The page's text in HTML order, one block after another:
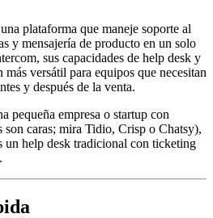
plataforma que maneje soporte al
y mensajería de producto en un solo
sus capacidades de help desk y
versátil para equipos que necesitan
y después de la venta.
pequeña empresa o startup con
son caras; mira Tidio, Crisp o Chatsy),
un help desk tradicional con ticketing